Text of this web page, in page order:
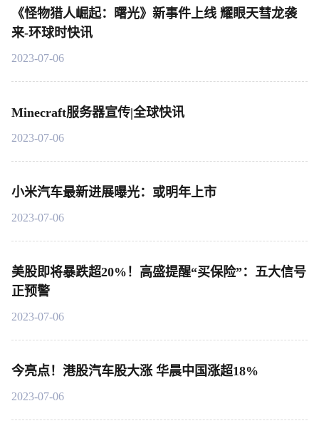
《怪物猎人崛起：曙光》新事件上线 耀眼天彗龙袭
来-环球时快讯
2023-07-06
Minecraft服务器宣传|全球快讯
2023-07-06
小米汽车最新进展曝光：或明年上市
2023-07-06
美股即将暴跌超20%！高盛提醒“买保险”：五大信号
正预警
2023-07-06
今亮点！港股汽车股大涨 华晨中国涨超18%
2023-07-06